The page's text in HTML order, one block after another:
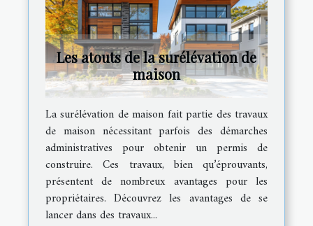
Les atouts de la surélévation de
maison
La surélévation de maison fait partie des travaux
de maison nécessitant parfois des démarches
administratives pour obtenir un permis de
construire. Ces travaux, bien qu’éprouvants,
présentent de nombreux avantages pour les
propriétaires. Découvrez les avantages de se
lancer dans des travaux...